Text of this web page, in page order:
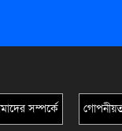
সম্পর্কে